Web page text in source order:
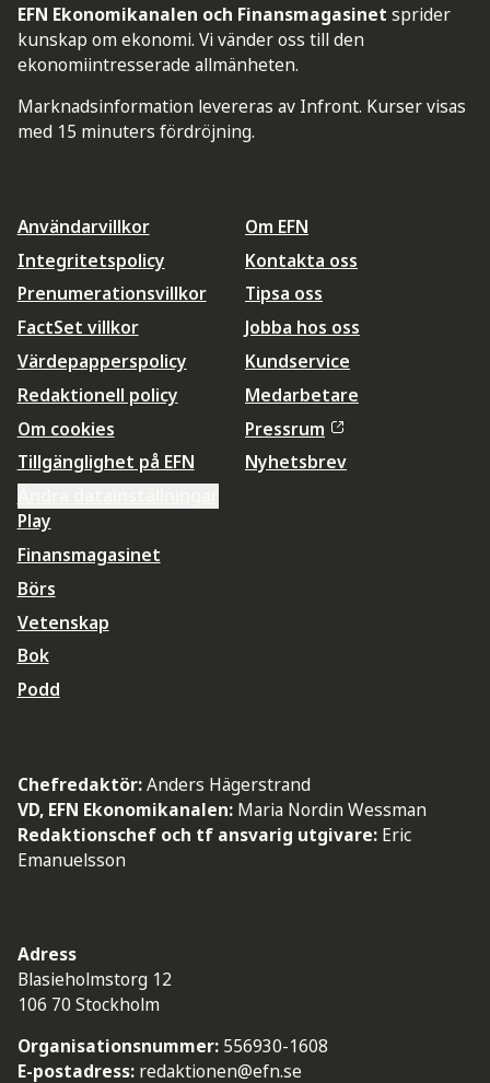
EFN Ekonomikanalen och Finansmagasinet sprider
kunskap om ekonomi. Vi vänder oss till den
ekonomiintresserade allmänheten.
Marknadsinformation levereras av Infront. Kurser visas
med 15 minuters fördröjning.
Användarvillkor
Integritetspolicy
Prenumerationsvillkor
FactSet villkor
Värdepapperspolicy
Redaktionell policy
Om cookies
Tillgänglighet på EFN
Om EFN
Kontakta oss
Tipsa oss
Jobba hos oss
Kundservice
Medarbetare
Pressrum
Nyhetsbrev
Play
Finansmagasinet
Börs
Vetenskap
Bok
Podd
Chefredaktör:Anders Hägerstrand
VD, EFN Ekonomikanalen: Maria Nordin Wessman
Redaktionschef och tf ansvarig utgivare: Eric
Emanuelsson
Adress
Blasieholmstorg 12
106 70 Stockholm
Organisationsnummer: 556930-1608
E-postadress: redaktionen@efn.se